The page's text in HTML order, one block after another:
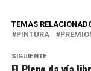
TEMAS
PINTURA
SIGUIENTE